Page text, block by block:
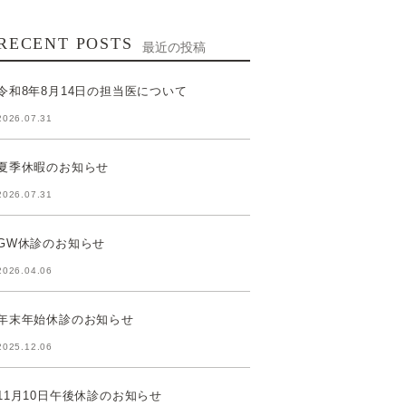
POSTS 最近の投稿
和8年8月14日の担当医について
季休暇のお知らせ
休診のお知らせ
末年始休診のお知らせ
月10日午後休診のお知らせ